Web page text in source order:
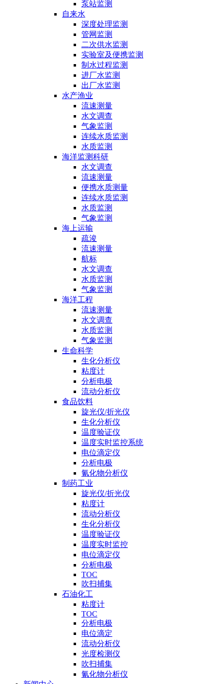
泵站监测
自来水
深度处理监测
管网监测
二次供水监测
实验室及便携监测
制水过程监测
进厂水监测
出厂水监测
水产渔业
流速测量
水文调查
气象监测
连续水质监测
水质监测
海洋监测科研
水文调查
流速测量
便携水质测量
连续水质监测
水质监测
气象监测
海上运输
疏浚
流速测量
航标
水文调查
水质监测
气象监测
海洋工程
流速测量
水文调查
水质监测
气象监测
生命科学
生化分析仪
粘度计
分析电极
流动分析仪
食品饮料
旋光仪/折光仪
生化分析仪
温度验证仪
温度实时监控系统
电位滴定仪
分析电极
氰化物分析仪
制药工业
旋光仪/折光仪
粘度计
流动分析仪
生化分析仪
温度验证仪
温度实时监控
电位滴定仪
分析电极
TOC
吹扫捕集
石油化工
粘度计
TOC
分析电极
电位滴定
流动分析仪
光度检测仪
吹扫捕集
氰化物分析仪